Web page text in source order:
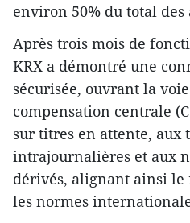
environ 50% du total des
Après trois mois de
KRX a démontré une
sécurisée, ouvrant la
compensation centrale
sur titres en attente, aux
intrajournalières et aux
dérivés, alignant ainsi le
les normes